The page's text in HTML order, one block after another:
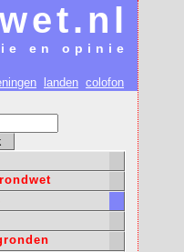
en opinie
landen colofon